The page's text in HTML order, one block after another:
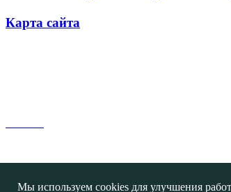
Карта сайта
Мы используем cookies для улучшения